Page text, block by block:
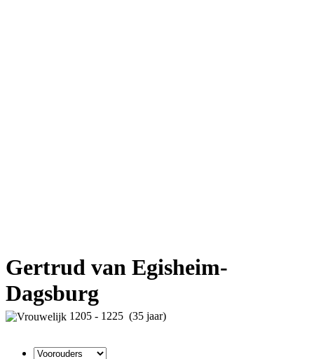
Gertrud van Egisheim-
Dagsburg
1205 - 1225 (35 jaar)